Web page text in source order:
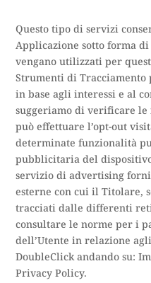
Questo tipo di servizi
Applicazione sotto forma
vengano utilizzati per
Strumenti di
in base agli interessi e al
suggeriamo di verificare
può effettuare l’opt-out
determinate funzionalità
pubblicitaria del
servizio di advertising
esterne con cui il Titolare,
tracciati dalle differenti
consultare le norme per i
dell’Utente in relazione
DoubleClick andando su:
Privacy Policy.